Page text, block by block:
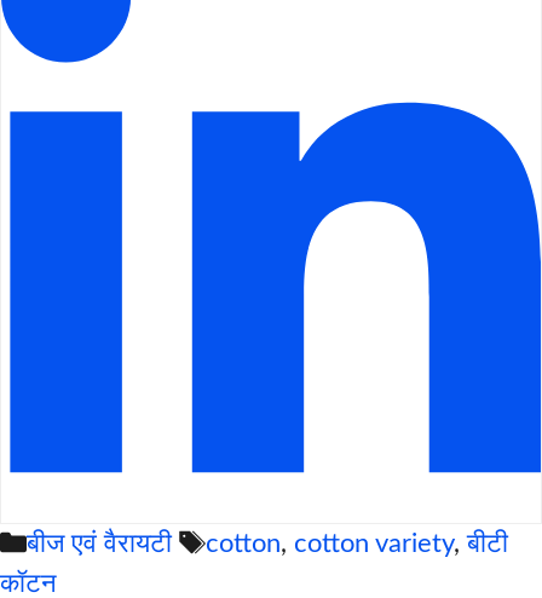
Categories
बीज एवं वैरायटी Tags
cotton, cotton variety,बीटी
कॉटन